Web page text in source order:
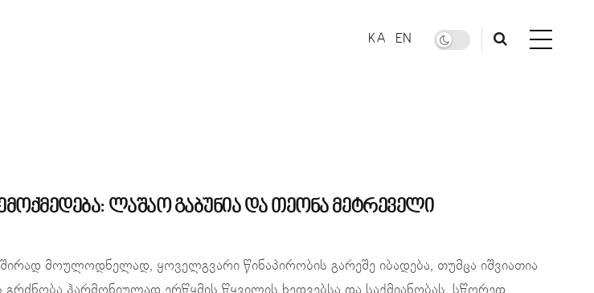
KA EN
ლაშაო გაბუნია და თეონა მეტრეველი
მოულოდნელად, ყოველგვარი წინაპირობის გარეშე იბადება, თუმცა იშვიათია